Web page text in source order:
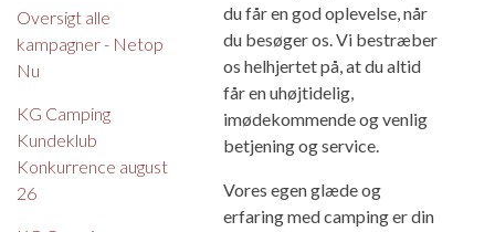
Oversigt alle
kampagner - Netop
Nu
KG Camping
Kundeklub
Konkurrence august
26
du får en god oplevelse, når
du besøger os. Vi bestræber
os helhjertet på, at du altid
får en uhøjtidelig,
imødekommende og venlig
betjening og service.
Vores egen glæde og
erfaring med camping er din